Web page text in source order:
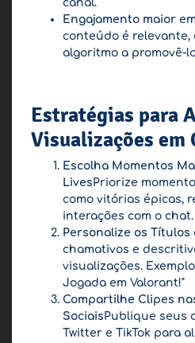
canal.
Engajamento maior
conteúdo é relevante,
algoritmo a promovê-
Estratégias para
Visualizações em
Escolha Momentos
LivesPriorize
como vitórias épicas,
interações com o chat.
Personalize os Títulos
chamativos e
visualizações.
Jogada em Valorant!"
Compartilhe Clipes
SociaisPublique seus
Twitter e TikTok para